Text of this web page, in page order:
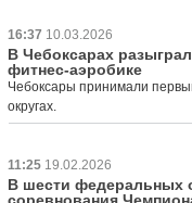
16:37 10.03.2026
В Чебоксарах
фитнес-аэробике
Чебоксары принимали
округах.
11:25 19.02.2026
В шести федеральных